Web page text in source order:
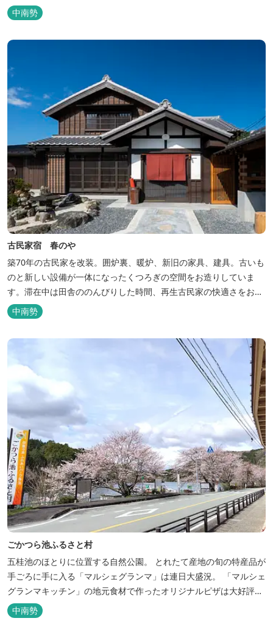
中南勢
古民家宿 春のや
築70年の古民家を改装。囲炉裏、暖炉、新旧の家具、建具。古いも
のと新しい設備が一体になったくつろぎの空間をお造りしていま
す。滞在中は田舎ののんびりした時間、再生古民家の快適さをお楽
しみください。 【時間】 《 チェックイン 》 15：00～20：00の間
にお願いいたします。 《 チェックアウト 》 10：00まで 【御利用
料金】 一日一組様１棟貸し（定員５名） 一...
中南勢
ごかつら池ふるさと村
五桂池のほとりに位置する自然公園。 とれたて産地の旬の特産品が
手ごろに手に入る「マルシェグランマ」は連日大盛況。 「マルシェ
グランマキッチン」の地元食材で作ったオリジナルピザは大好評！
バーベキューも楽しめます。食材と必要な道具がセットになった
「手ぶらバーベキューセット」も人気です。 『ごかつら池どうぶつ
中南勢